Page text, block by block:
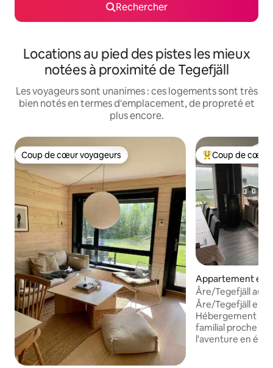
Rechercher
Locations au pied des pistes les mieux
notées à proximité de Tegefjäll
Les voyageurs sont unanimes : ces logements sont très
bien notés en termes d'emplacement, de propreté et
plus encore.
Coup de cœur voyageurs
Coup de cœur voyageurs Coups de cœur
Coup de cœur
Appartement en
Duved
Åre/Tegefjäll au
pour 1 à 2 familles
Åre/Tegefjäll
Hébergement
familial proche
l'aventure en été